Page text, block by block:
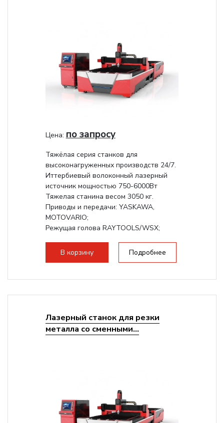
Цена: по запросу
Тяжёлая серия станков для
высоконагруженных производств 24/7.
Иттербиевый волоконный лазерный
источник мощностью 750-6000Вт
Тяжелая станина весом 3050 кг.
Приводы и передачи: YASKAWA,
MOTOVARIO;
Режущая голова RAYTOOLS/WSX;
В корзину Подробнее
Лазерный станок для резки
металла со сменными...